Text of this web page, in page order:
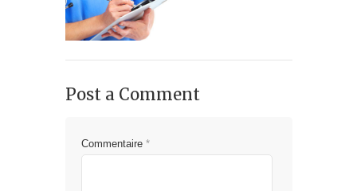
Post a Comment
Commentaire *